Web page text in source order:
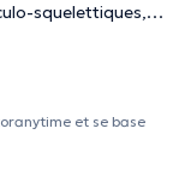
squelettiques,
de la
Cela fait
fonction dans le
et se base